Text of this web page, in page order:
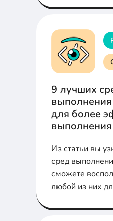
9 лучших
выполнения
для более
Из статьи вы
сред
сможете
любой из них
JavaScript.